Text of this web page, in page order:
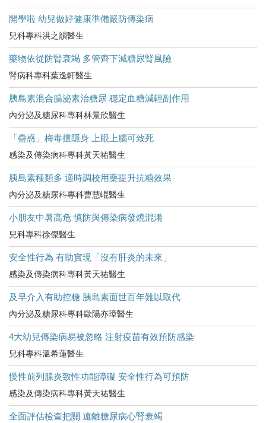
開學啦 幼兒做好健康準備嚴防傳染病
兒科專科洪之韻醫生
藥物依從防腎衰竭 多管齊下減糖尿腎風險
腎病科專科葉逸軒醫生
胰島素混合腸泌素治糖尿 穩定血糖減輕副作用
內分泌及糖尿科專科林景欣醫生
「蠱惑」梅毒擅隱身 上眼上腦可致死
感染及傳染病科專科黃天祐醫生
胰島素種類多 適時調校用藥提升抗糖效果
內分泌及糖尿科專科曹慧崐醫生
小朋友中暑高危​ 慎防與傳染病發燒混淆
兒科專科徐傑醫生
安全性行為 有助實現「沒有肝炎的未來」
感染及傳染病科專科黃天祐醫生
及早介入有助控糖 胰島素面世百年難以取代
內分泌及糖尿科專科歐陽亦璋醫生
4大幼兒傳染病易被忽略 注射疫苗有效預防感染
兒科專科溫希蓮醫生
慢性前列腺炎致性功能障礙 安全性行為可預防
感染及傳染病科專科黃天祐醫生
全面評估檢查把關 遠離糖尿病心腎衰竭